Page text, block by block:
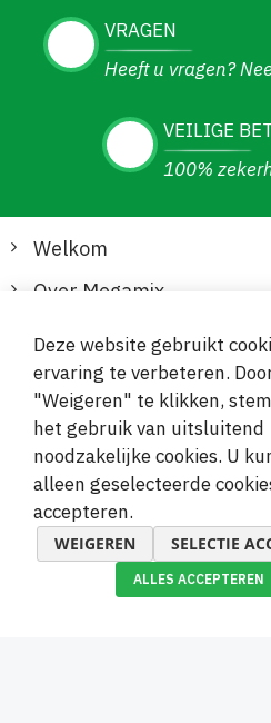
VRAGEN
Heeft u vragen?
VEILIGE
100%
Welkom
Over Megamix
Informatie
Klantenservice
Veilige en gemakkelijke
Deze website gebruikt
ervaring te verbeteren.
"Weigeren" te klikken,
het gebruik van uitsluitend
noodzakelijke cookies. U
alleen geselecteerde
accepteren.
WEIGEREN SELECTIE
ALLES ACCEPTEREN